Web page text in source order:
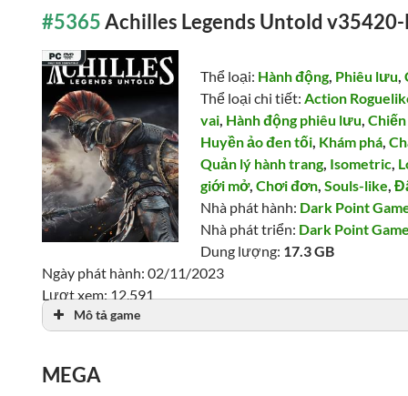
#5365Achilles Legends Untold
Thể loại: Hành động, Phiêu lưu,
Thể loại chi tiết:Action
vai, Hành động phiêu lưu,
Huyền ảo đen tối, Khám phá,
Quản lý hành trang, Isometric,
giới mở,Chơi đơn,Souls-like,
Nhà phát hành: Dark Point
Nhà phát triển: Dark Point
Dung lượng: 17.3 GB
Ngày phát hành: 02/11/2023
Lượt xem: 12,591
Mô tả game
MEGA